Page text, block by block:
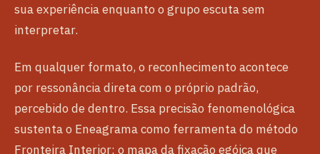
sua experiência enquanto o grupo escuta sem
interpretar.
Em qualquer formato, o reconhecimento acontece
por ressonância direta com o próprio padrão,
percebido de dentro. Essa precisão fenomenológica
sustenta o Eneagrama como ferramenta do método
Fronteira Interior: o mapa da fixação egóica que